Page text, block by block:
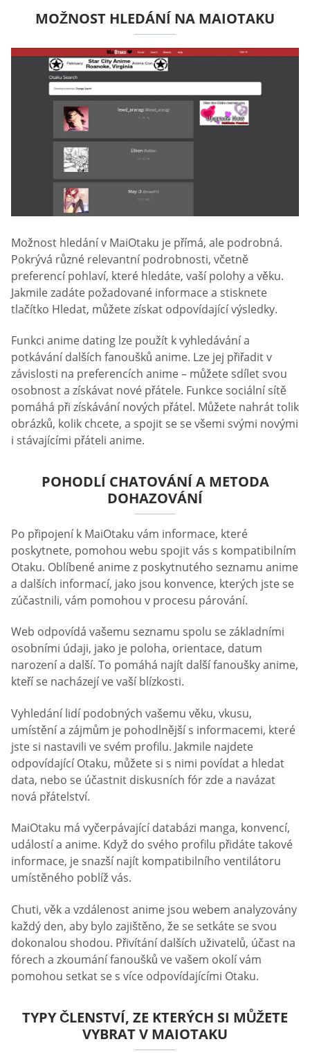
MOŽNOST HLEDÁNÍ NA MAIOTAKU
Možnost hledání v MaiOtaku je přímá, ale podrobná.
Pokrývá různé relevantní podrobnosti, včetně
preferencí pohlaví, které hledáte, vaší polohy a věku.
Jakmile zadáte požadované informace a stisknete
tlačítko Hledat, můžete získat odpovídající výsledky.
Funkci anime dating lze použít k vyhledávání a
potkávání dalších fanoušků anime. Lze jej přiřadit v
závislosti na preferencích anime – můžete sdílet svou
osobnost a získávat nové přátele. Funkce sociální sítě
pomáhá při získávání nových přátel. Můžete nahrát tolik
obrázků, kolik chcete, a spojit se se všemi svými novými
i stávajícími přáteli anime.
POHODLÍ CHATOVÁNÍ A METODA
DOHAZOVÁNÍ
Po připojení k MaiOtaku vám informace, které
poskytnete, pomohou webu spojit vás s kompatibilním
Otaku. Oblíbené anime z poskytnutého seznamu anime
a dalších informací, jako jsou konvence, kterých jste se
zúčastnili, vám pomohou v procesu párování.
Web odpovídá vašemu seznamu spolu se základními
osobními údaji, jako je poloha, orientace, datum
narození a další. To pomáhá najít další fanoušky anime,
kteří se nacházejí ve vaší blízkosti.
Vyhledání lidí podobných vašemu věku, vkusu,
umístění a zájmům je pohodlnější s informacemi, které
jste si nastavili ve svém profilu. Jakmile najdete
odpovídající Otaku, můžete si s nimi povídat a hledat
data, nebo se účastnit diskusních fór zde a navázat
nová přátelství.
MaiOtaku má vyčerpávající databázi manga, konvencí,
událostí a anime. Když do svého profilu přidáte takové
informace, je snazší najít kompatibilního ventilátoru
umístěného poblíž vás.
Chuti, věk a vzdálenost anime jsou webem analyzovány
každý den, aby bylo zajištěno, že se setkáte se svou
dokonalou shodou. Přivítání dalších uživatelů, účast na
fórech a zkoumání fanoušků ve vašem okolí vám
pomohou setkat se s více odpovídajícími Otaku.
TYPY ČLENSTVÍ, ZE KTERÝCH SI MŮŽETE
VYBRAT V MAIOTAKU